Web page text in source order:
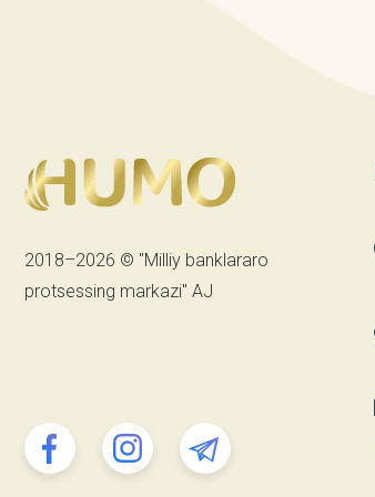
2018–2026 © "Milliy banklararo
protsessing markazi" AJ